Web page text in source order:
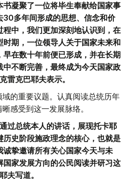
书凝聚了一位将毕生奉献给国家事
30多年间形成的思想、信念和价
程中，我们更加深刻地认识到，在
时期，一位领导人关于国家未来和
早在数十年前便已形成，并在长期
中不断完善，最终成为今天国家政
雷克巴耶夫表示。
的重要议题。认真阅读总统历年
感受到这一发展脉络。
过总统本人的讲话，展现托卡耶
历史阶段施政理念的核心，也就是
诚挚邀请所有关心国家今天与未
国家发展方向的公民阅读并研习这
夫写道。